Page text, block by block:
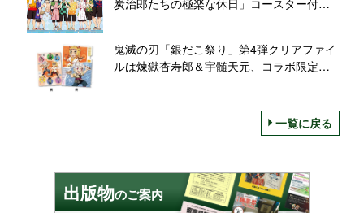
炭治郎たちの極楽な休日」コースター付き
ォトスポットや館内放送も
鬼滅の刃「銀だこ祭り」第4弾クリアファイ
ルは煉獄杏寿郎＆宇髄天元、コラボ限定だ
一覧に戻る
出版物のご案内